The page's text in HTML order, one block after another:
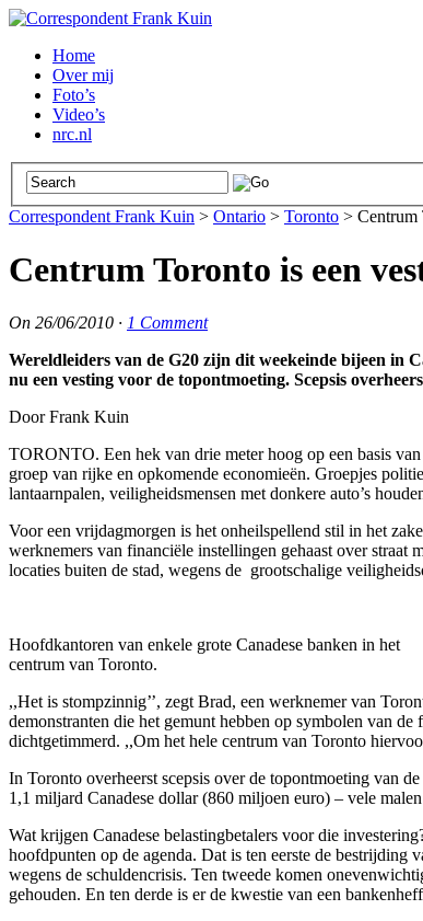
Home
Over mij
Foto’s
Video’s
nrc.nl
Correspondent Frank Kuin > Ontario > Toronto > Centrum
Centrum Toronto is een
On 26/06/2010 · 1 Comment
Wereldleiders van de G20 zijn dit weekeinde bijeen in
nu een vesting voor de topontmoeting. Scepsis
Door Frank Kuin
TORONTO. Een hek van drie meter hoog op een basis
groep van rijke en opkomende economieën. Groepjes
lantaarnpalen, veiligheidsmensen met donkere auto’s
Voor een vrijdagmorgen is het onheilspellend stil in het
werknemers van financiële instellingen gehaast over straat
locaties buiten de stad, wegens de grootschalige
Hoofdkantoren van enkele grote Canadese banken in het
centrum van Toronto.
,,Het is stompzinnig’’, zegt Brad, een werknemer van
demonstranten die het gemunt hebben op symbolen van
dichtgetimmerd. ,,Om het hele centrum van Toronto
In Toronto overheerst scepsis over de topontmoeting van
1,1 miljard Canadese dollar (860 miljoen euro) – vele
Wat krijgen Canadese belastingbetalers voor die
hoofdpunten op de agenda. Dat is ten eerste de
wegens de schuldencrisis. Ten tweede komen
gehouden. En ten derde is er de kwestie van een